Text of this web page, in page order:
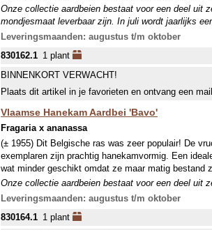
Onze collectie aardbeien bestaat voor een deel uit
mondjesmaat leverbaar zijn. In juli wordt jaarlijks
welke in september wordt geleverd. In april-mei
Leveringsmaanden: augustus t/m oktober
830162.1 1 plant
BINNENKORT VERWACHT!
Plaats dit artikel in je favorieten en ontvang een
Vlaamse Hanekam Aardbei 'Bavo'
Fragaria x ananassa
(± 1955) Dit Belgische ras was zeer populair! De
exemplaren zijn prachtig hanekamvormig. Een
wat minder geschikt omdat ze maar matig bestand
Onze collectie aardbeien bestaat voor een deel uit
mondjesmaat leverbaar zijn. In juli wordt jaarlijks
Leveringsmaanden: augustus t/m oktober
830164.1 1 plant